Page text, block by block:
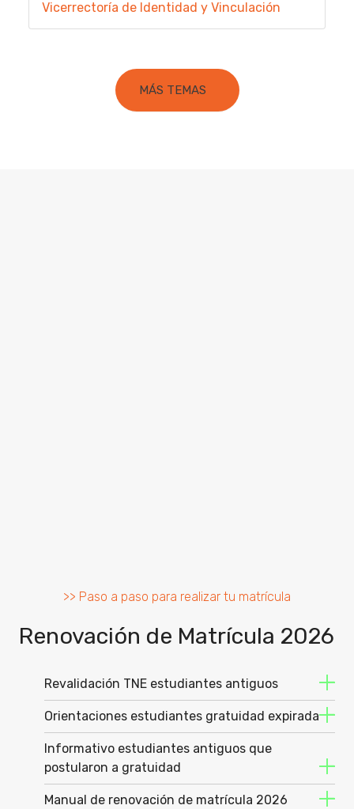
Vicerrectoría de Identidad y Vinculación
MÁS TEMAS
>> Paso a paso para realizar tu matrícula
Renovación de Matrícula 2026
Revalidación TNE estudiantes antiguos
Orientaciones estudiantes gratuidad expirada
Informativo estudiantes antiguos que
postularon a gratuidad
Manual de renovación de matrícula 2026